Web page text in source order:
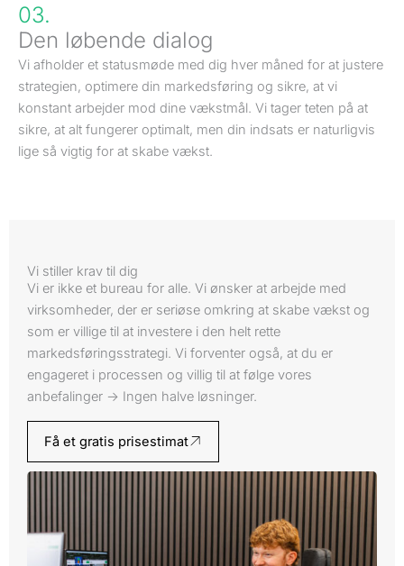
03.
Den løbende dialog
Vi afholder et statusmøde med dig hver måned for at justere
strategien, optimere din markedsføring og sikre, at vi
konstant arbejder mod dine vækstmål. Vi tager teten på at
sikre, at alt fungerer optimalt, men din indsats er naturligvis
lige så vigtig for at skabe vækst.
Vi stiller krav til dig
Vi er ikke et bureau for alle. Vi ønsker at arbejde med
virksomheder, der er seriøse omkring at skabe vækst og
som er villige til at investere i den helt rette
markedsføringsstrategi. Vi forventer også, at du er
engageret i processen og villig til at følge vores
anbefalinger -> Ingen halve løsninger.
Få et gratis prisestimat